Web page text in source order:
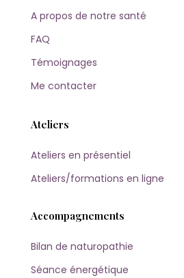
A propos de notre santé
FAQ
Témoignages
Me contacter
Ateliers
Ateliers en présentiel
Ateliers/formations en ligne
Accompagnements
Bilan de naturopathie
Séance énergétique